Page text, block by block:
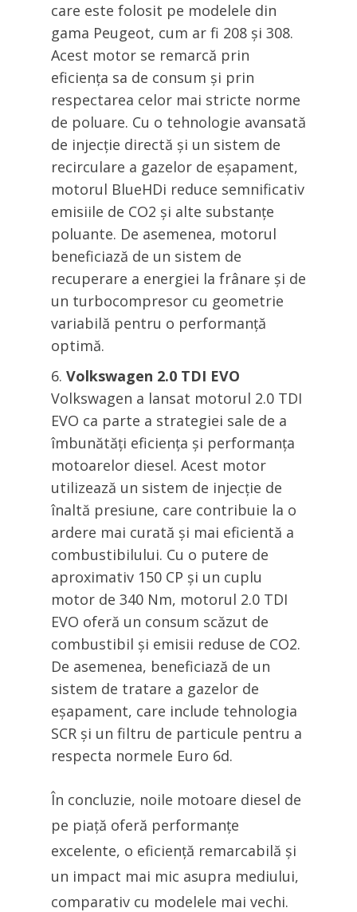
care este folosit pe modelele din
gama Peugeot, cum ar fi 208 și 308.
Acest motor se remarcă prin
eficiența sa de consum și prin
respectarea celor mai stricte norme
de poluare. Cu o tehnologie avansată
de injecție directă și un sistem de
recirculare a gazelor de eșapament,
motorul BlueHDi reduce semnificativ
emisiile de CO2 și alte substanțe
poluante. De asemenea, motorul
beneficiază de un sistem de
recuperare a energiei la frânare și de
un turbocompresor cu geometrie
variabilă pentru o performanță
optimă.
Volkswagen 2.0 TDI EVO
Volkswagen a lansat motorul 2.0 TDI
EVO ca parte a strategiei sale de a
îmbunătăți eficiența și performanța
motoarelor diesel. Acest motor
utilizează un sistem de injecție de
înaltă presiune, care contribuie la o
ardere mai curată și mai eficientă a
combustibilului. Cu o putere de
aproximativ 150 CP și un cuplu
motor de 340 Nm, motorul 2.0 TDI
EVO oferă un consum scăzut de
combustibil și emisii reduse de CO2.
De asemenea, beneficiază de un
sistem de tratare a gazelor de
eșapament, care include tehnologia
SCR și un filtru de particule pentru a
respecta normele Euro 6d.
În concluzie, noile motoare diesel de
pe piață oferă performanțe
excelente, o eficiență remarcabilă și
un impact mai mic asupra mediului,
comparativ cu modelele mai vechi.